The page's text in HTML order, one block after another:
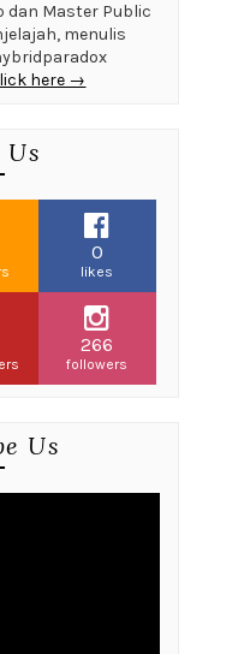
dan Master Public
menulis
here →
Us
0
likes
266
followers
Us